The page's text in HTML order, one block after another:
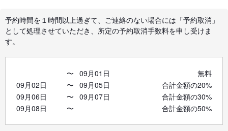
予約時間を１時間以上過ぎて、ご連絡のない場合には「予約取消」
として処理させていただき、所定の予約取消手数料を申し受けま
す。
〜 09月01日
無料
09月02日
〜 09月05日
合計金額の20%
09月06日
〜 09月07日
合計金額の30%
09月08日
〜 合計金額の50%